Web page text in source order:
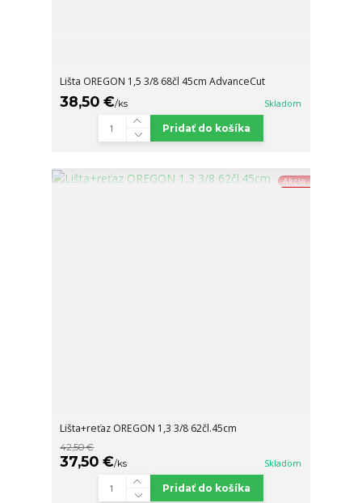
Lišta OREGON 1,5 3/8 68čl 45cm AdvanceCut
38,50 €/ks Skladom
Pridať do košíka
Akcia
Lišta+reťaz OREGON 1,3 3/8 62čl.45cm
42,50 €
37,50 €/ks Skladom
Pridať do košíka